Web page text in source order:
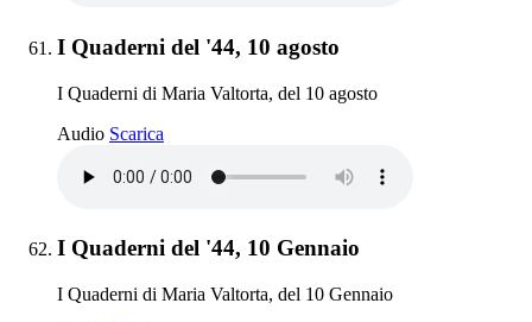
Elemento 61:
I Quaderni del '44, 10 agosto
I Quaderni di Maria Valtorta, del 10 agosto
Audio Scarica
Elemento 62:
I Quaderni del '44, 10 Gennaio
I Quaderni di Maria Valtorta, del 10 Gennaio